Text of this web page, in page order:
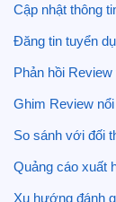
Tính
-
kho
-
Cập nhật thông
Đăng tin tuyển
Phản hồi
Ghim Review
So sánh với đối
Quảng cáo xuất
Xu hướng đánh